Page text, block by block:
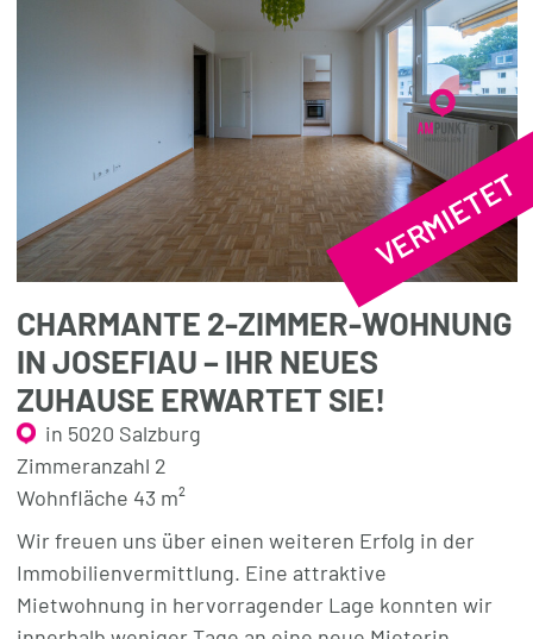
VERMIETET
CHARMANTE 2-ZIMMER-WOHNUNG
IN JOSEFIAU – IHR NEUES
ZUHAUSE ERWARTET SIE!
in 5020 Salzburg
Zimmeranzahl 2
Wohnfläche 43 m²
Wir freuen uns über einen weiteren Erfolg in der
Immobilienvermittlung. Eine attraktive
Mietwohnung in hervorragender Lage konnten wir